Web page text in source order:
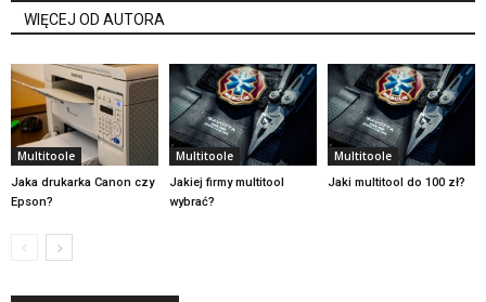
WIĘCEJ OD AUTORA
Multitoole
Jaka drukarka Canon czy
Epson?
Multitoole
Jakiej firmy multitool
wybrać?
Multitoole
Jaki multitool do 100 zł?